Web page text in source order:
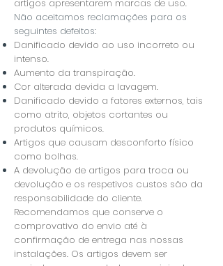
artigos apresentarem marcas de uso.
​Não aceitamos reclamações para os
seguintes defeitos:
Danificado devido ao uso incorreto ou
intenso.
Aumento da transpiração.
Cor alterada devida a lavagem.
Danificado devido a fatores externos, tais
como atrito, objetos cortantes ou
produtos químicos.
Artigos que causam desconforto físico
como bolhas.
​A devolução de artigos para troca ou
devolução e os respetivos custos são da
responsabilidade do cliente.
Recomendamos que conserve o
comprovativo do envio até à
confirmação de entrega nas nossas
instalações. Os artigos devem ser